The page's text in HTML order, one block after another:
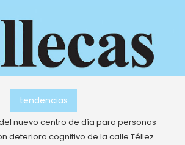
tendencias
nuevo centro de día para personas
deterioro cognitivo de la calle Téllez